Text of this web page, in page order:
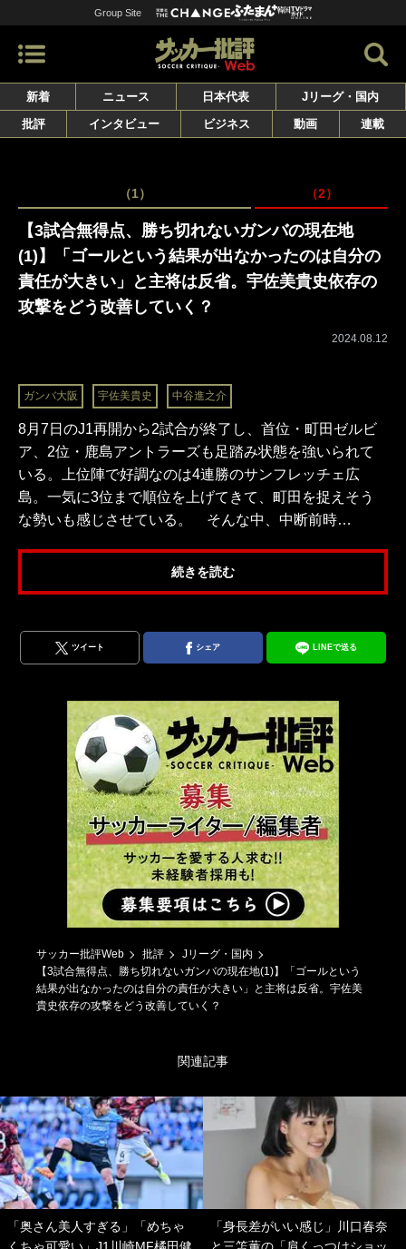
Group Site
新着 ニュース 日本代表
Jリーグ・国内
批評
インタビュー ビジネス 動画 連載
（1） （2）
【3試合無得点、勝ち切れないガンバの現在地
(1)】「ゴールという結果が出なかったのは自分の
責任が大きい」と主将は反省。宇佐美貴史依存の
攻撃をどう改善していく？
2024.08.12
ガンバ大阪 宇佐美貴史 中谷進之介
8月7日のJ1再開から2試合が終了し、首位・町田ゼルビ
ア、2位・鹿島アントラーズも足踏み状態を強いられて
いる。上位陣で好調なのは4連勝のサンフレッチェ広
島。一気に3位まで順位を上げてきて、町田を捉えそう
な勢いも感じさせている。 そんな中、中断前時…
続きを読む
ツイート シェア LINEで送る
サッカー批評Web 批評
Jリーグ・国内
【3試合無得点、勝ち切れないガンバの現在地(1)】「ゴールという
結果が出なかったのは自分の責任が大きい」と主将は反省。宇佐美
貴史依存の攻撃をどう改善していく？
関連記事
「奥さん美人すぎる」「めちゃ
「身長差がいい感じ」川口春奈